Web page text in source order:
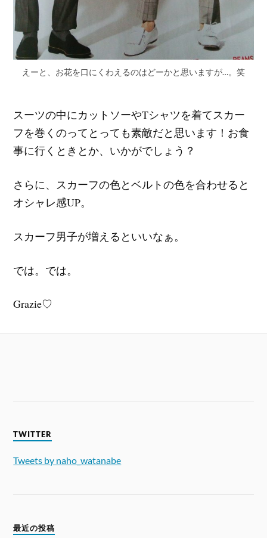
えーと、お花を口にくわえるのはどーかと思いますが…。笑
スーツの中にカットソーやTシャツを着てスカー
フを巻くのってとっても素敵だと思います！お食
事に行くときとか、いかがでしょう？
さらに、スカーフの色とベルトの色を合わせると
オシャレ感UP。
スカーフ男子が増えるといいなぁ。
では。では。
Grazie♡
TWITTER
Tweets by naho_watanabe
最近の投稿